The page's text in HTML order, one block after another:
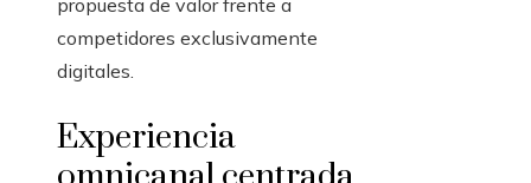
propuesta de valor frente a
competidores exclusivamente
digitales.
Experiencia